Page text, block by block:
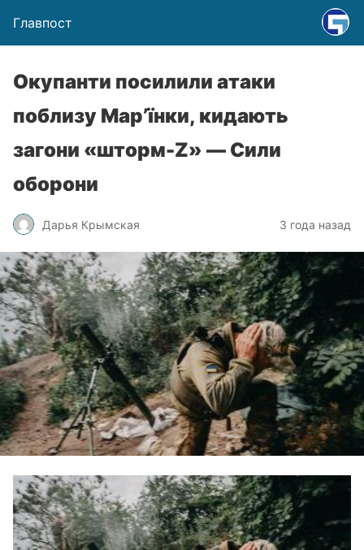
Главпост
Окупанти посилили атаки
поблизу Мар’їнки, кидають
загони «шторм-Z» — Сили
оборони
Дарья Крымская 3 года назад